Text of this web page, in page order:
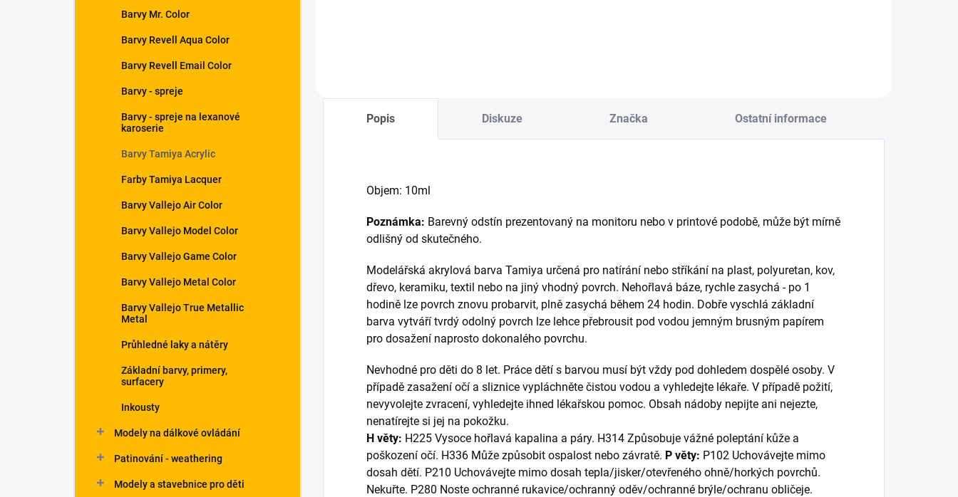
Barvy Mr. Color
Barvy Revell Aqua Color
Barvy Revell Email Color
Barvy - spreje
Barvy - spreje na lexanové
karoserie
Barvy Tamiya Acrylic
Farby Tamiya Lacquer
Barvy Vallejo Air Color
Barvy Vallejo Model Color
Barvy Vallejo Game Color
Barvy Vallejo Metal Color
Barvy Vallejo True Metallic
Metal
Průhledné laky a nátěry
Základní barvy, primery,
surfacery
Inkousty
Modely na dálkové ovládání
Patinování - weathering
Modely a stavebnice pro děti
Popis Diskuze Značka Ostatní informace
Objem: 10ml
Poznámka: Barevný odstín prezentovaný na monitoru nebo v printové podobě, může být mírně
odlišný od skutečného.
Modelářská akrylová barva Tamiya určená pro natírání nebo stříkání na plast, polyuretan, kov,
dřevo, keramiku, textil nebo na jiný vhodný povrch. Nehořlavá báze, rychle zasychá - po 1
hodině lze povrch znovu probarvit, plně zasychá během 24 hodin. Dobře vyschlá základní
barva vytváří tvrdý odolný povrch lze lehce přebrousit pod vodou jemným brusným papírem
pro dosažení naprosto dokonalého povrchu.
Nevhodné pro děti do 8 let. Práce dětí s barvou musí být vždy pod dohledem dospělé osoby. V
případě zasažení očí a sliznice vypláchněte čistou vodou a vyhledejte lékaře. V případě požití,
nevyvolejte zvracení, vyhledejte ihned lékařskou pomoc. Obsah nádoby nepijte ani nejezte,
nenatírejte si jej na pokožku.
H věty: H225 Vysoce hořlavá kapalina a páry. H314 Způsobuje vážné poleptání kůže a
poškození očí. H336 Může způsobit ospalost nebo závratě. P věty: P102 Uchovávejte mimo
dosah dětí. P210 Uchovávejte mimo dosah tepla/jisker/otevřeného ohně/horkých povrchů.
Nekuřte. P280 Noste ochranné rukavice/ochranný oděv/ochranné brýle/ochranu obličeje.